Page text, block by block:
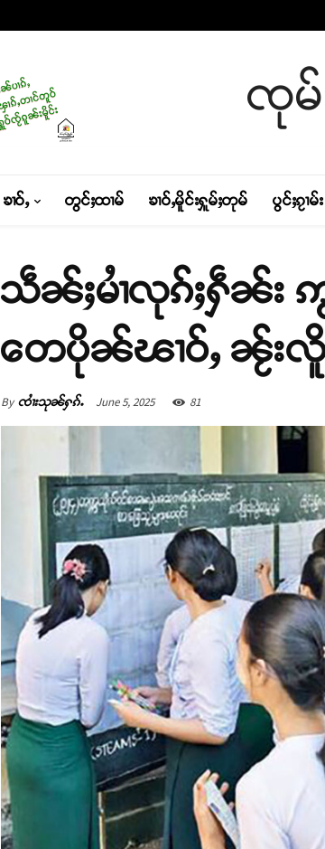
ၸုမ်
ၶၢဝ်ႇ တွင်ႈထၢမ် ၶၢဝ်ႇမိူင်းႁူမ်ႈတုမ် ပွင်ႈၵႂၢမ်း
သဵၼ်ႈမၢႆလုၵ်ႈႁဵၼ်း
တေပိုၼ်ၽၢဝ်ႇ ၼႂ်း
By ၸၢႆးသုၼ်ႁၵ်ႉ June 5, 2025 81